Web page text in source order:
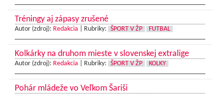
Tréningy aj zápasy zrušené
Autor (zdroj): Redakcia Rubriky: ŠPORT V ŽP FUTBAL
Kolkárky na druhom mieste v slovenskej extralige
Autor (zdroj): Redakcia Rubriky: ŠPORT V ŽP KOLKY
Pohár mládeže vo Veľkom Šariši